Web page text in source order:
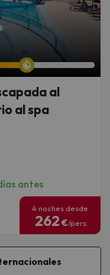
al
al spa
antes
4 noches desde
262 €/pers.